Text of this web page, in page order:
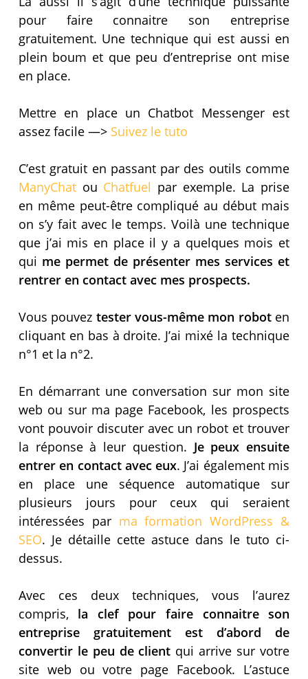
pour faire connaitre son entreprise
gratuitement. Une technique qui est aussi en
plein boum et que peu d’entreprise ont mise
en place.
Mettre en place un Chatbot Messenger est
assez facile —> Suivez le tuto
C’est gratuit en passant par des outils comme
ManyChatou Chatfuel par exemple. La prise
en même peut-être compliqué au début mais
on s’y fait avec le temps. Voilà une technique
que j’ai mis en place il y a quelques mois et
qui me permet de présenter mes services et
rentrer en contact avec mes prospects.
Vous pouvez tester vous-même mon roboten
cliquant en bas à droite. J’ai mixé la technique
n°1 et la n°2.
En démarrant une conversation sur mon site
web ou sur ma page Facebook, les prospects
vont pouvoir discuter avec un robot et trouver
la réponse à leur question. Je peux ensuite
entrer en contact avec eux. J’ai également mis
en place une séquence automatique sur
plusieurs jours pour ceux qui seraient
intéressées par ma formation WordPress &
SEO. Je détaille cette astuce dans le tuto ci-
dessus.
Avec ces deux techniques, vous l’aurez
compris, la clef pour faire connaitre son
entreprise gratuitement est d’abord de
convertir le peu de client qui arrive sur votre
site web ou votre page Facebook. L’astuce